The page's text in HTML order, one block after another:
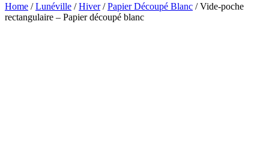
Home /Lunéville /Hiver/Papier Découpé Blanc / Vide-poche
rectangulaire – Papier découpé blanc